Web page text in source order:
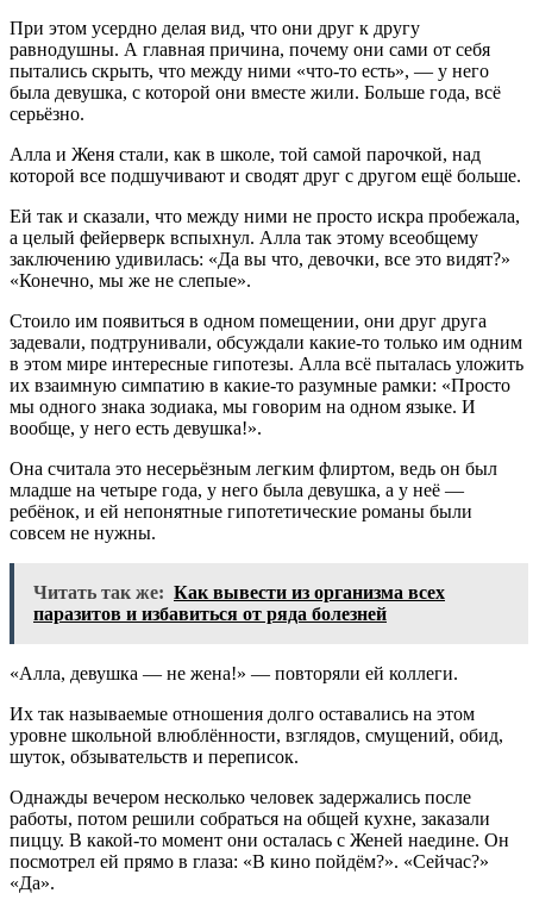
При этом усердно делая вид, что они друг к другу
равнодушны. А главная причина, почему они сами от себя
пытались скрыть, что между ними «что-то есть», — у него
была девушка, с которой они вместе жили. Больше года, всё
серьёзно.
Алла и Женя стали, как в школе, той самой парочкой, над
которой все подшучивают и сводят друг с другом ещё больше.
Ей так и сказали, что между ними не просто искра пробежала,
а целый фейерверк вспыхнул. Алла так этому всеобщему
заключению удивилась: «Да вы что, девочки, все это видят?»
«Конечно, мы же не слепые».
Стоило им появиться в одном помещении, они друг друга
задевали, подтрунивали, обсуждали какие-то только им одним
в этом мире интересные гипотезы. Алла всё пыталась уложить
их взаимную симпатию в какие-то разумные рамки: «Просто
мы одного знака зодиака, мы говорим на одном языке. И
вообще, у него есть девушка!».
Она считала это несерьёзным легким флиртом, ведь он был
младше на четыре года, у него была девушка, а у неё —
ребёнок, и ей непонятные гипотетические романы были
совсем не нужны.
Читать так же: Как вывести из организма всех
паразитов и избавиться от ряда болезней
«Алла, девушка — не жена!» — повторяли ей коллеги.
Их так называемые отношения долго оставались на этом
уровне школьной влюблённости, взглядов, смущений, обид,
шуток, обзывательств и переписок.
Однажды вечером несколько человек задержались после
работы, потом решили собраться на общей кухне, заказали
пиццу. В какой-то момент они осталась с Женей наедине. Он
посмотрел ей прямо в глаза: «В кино пойдём?». «Сейчас?»
«Да».